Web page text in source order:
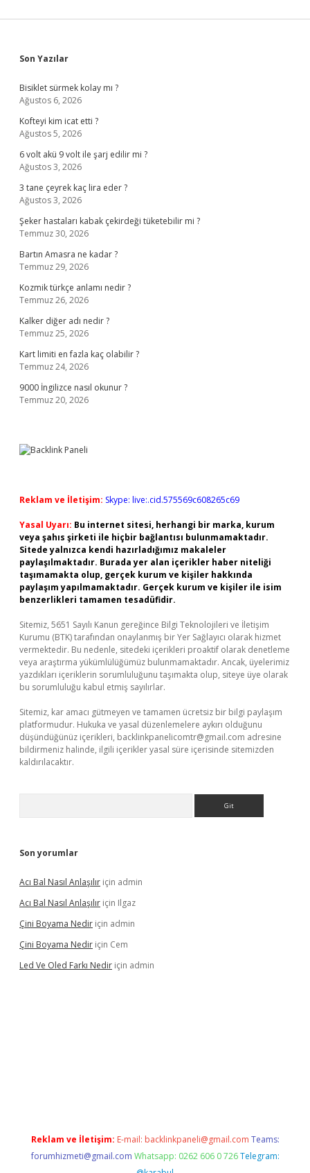
Sidebar
Son Yazılar
Bisiklet sürmek kolay mı ?
Ağustos 6, 2026
Kofteyi kim icat etti ?
Ağustos 5, 2026
6 volt akü 9 volt ile şarj edilir mi ?
Ağustos 3, 2026
3 tane çeyrek kaç lira eder ?
Ağustos 3, 2026
Şeker hastaları kabak çekirdeği tüketebilir mi ?
Temmuz 30, 2026
Bartın Amasra ne kadar ?
Temmuz 29, 2026
Kozmik türkçe anlamı nedir ?
Temmuz 26, 2026
Kalker diğer adı nedir ?
Temmuz 25, 2026
Kart limiti en fazla kaç olabilir ?
Temmuz 24, 2026
9000 İngilizce nasıl okunur ?
Temmuz 20, 2026
Reklam ve İletişim: Skype: live:.cid.575569c608265c69
Yasal Uyarı: Bu internet sitesi, herhangi bir marka, kurum
veya şahıs şirketi ile hiçbir bağlantısı bulunmamaktadır.
Sitede yalnızca kendi hazırladığımız makaleler
paylaşılmaktadır. Burada yer alan içerikler haber niteliği
taşımamakta olup, gerçek kurum ve kişiler hakkında
paylaşım yapılmamaktadır. Gerçek kurum ve kişiler ile isim
benzerlikleri tamamen tesadüfidir.
Sitemiz, 5651 Sayılı Kanun gereğince Bilgi Teknolojileri ve İletişim
Kurumu (BTK) tarafından onaylanmış bir Yer Sağlayıcı olarak hizmet
vermektedir. Bu nedenle, sitedeki içerikleri proaktif olarak denetleme
veya araştırma yükümlülüğümüz bulunmamaktadır. Ancak, üyelerimiz
yazdıkları içeriklerin sorumluluğunu taşımakta olup, siteye üye olarak
bu sorumluluğu kabul etmiş sayılırlar.
Sitemiz, kar amacı gütmeyen ve tamamen ücretsiz bir bilgi paylaşım
platformudur. Hukuka ve yasal düzenlemelere aykırı olduğunu
düşündüğünüz içerikleri, backlinkpanelicomtr@gmail.com adresine
bildirmeniz halinde, ilgili içerikler yasal süre içerisinde sitemizden
kaldırılacaktır.
Son yorumlar
Acı Bal Nasıl Anlaşılır için admin
Acı Bal Nasıl Anlaşılır için Ilgaz
Çini Boyama Nedir için admin
Çini Boyama Nedir için Cem
Led Ve Oled Farkı Nedir için admin
Reklam ve İletişim: E-mail: backlinkpaneli@gmail.com Teams:
forumhizmeti@gmail.com Whatsapp: 0262 606 0 726 Telegram: